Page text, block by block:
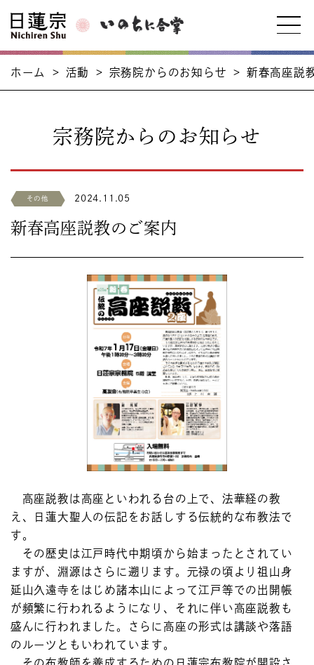
ホーム > 活動 > 宗務院からのお知らせ > 新春高座説
宗務院からのお知らせ
その他 2024.11.05
新春高座説教のご案内
高座説教は高座といわれる台の上で、法華経の教
え、日蓮大聖人の伝記をお話しする伝統的な布教法で
す。
その歴史は江戸時代中期頃から始まったとされてい
ますが、淵源はさらに遡ります。元禄の頃より祖山身
延山久遠寺をはじめ諸本山によって江戸等での出開帳
が頻繁に行われるようになり、それに伴い高座説教も
盛んに行われました。さらに高座の形式は講談や落語
のルーツともいわれています。